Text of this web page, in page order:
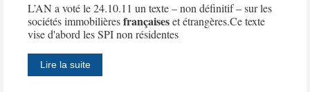
L’AN a voté le 24.10.11 un texte – non définitif – sur les
sociétés immobilièresfrançaiseset étrangères.Ce texte
vise d'abord les SPI non résidentes
Lire la suite